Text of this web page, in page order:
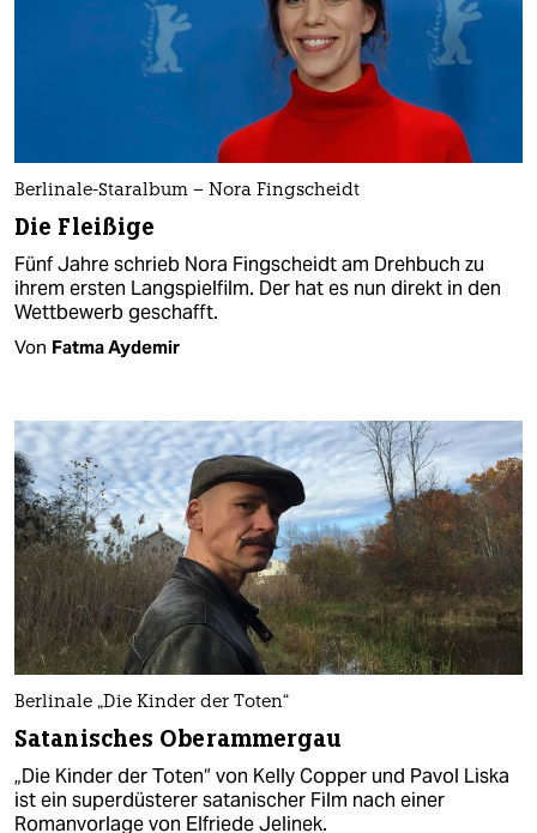
Berlinale-Staralbum – Nora Fingscheidt
Die Fleißige
Fünf Jahre schrieb Nora Fingscheidt am Drehbuch zu
ihrem ersten Langspielfilm. Der hat es nun direkt in den
Wettbewerb geschafft.
Von Fatma Aydemir
Berlinale „Die Kinder der Toten“
Satanisches Oberammergau
„Die Kinder der Toten“ von Kelly Copper und Pavol Liska
ist ein superdüsterer satanischer Film nach einer
Romanvorlage von Elfriede Jelinek.